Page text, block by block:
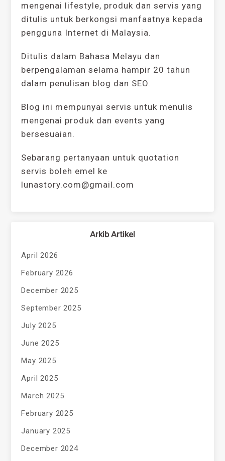
mengenai lifestyle, produk dan servis yang
ditulis untuk berkongsi manfaatnya kepada
pengguna Internet di Malaysia.
Ditulis dalam Bahasa Melayu dan
berpengalaman selama hampir 20 tahun
dalam penulisan blog dan SEO.
Blog ini mempunyai servis untuk menulis
mengenai produk dan events yang
bersesuaian.
Sebarang pertanyaan untuk quotation
servis boleh emel ke
lunastory.com@gmail.com
Arkib Artikel
April 2026
February 2026
December 2025
September 2025
July 2025
June 2025
May 2025
April 2025
March 2025
February 2025
January 2025
December 2024